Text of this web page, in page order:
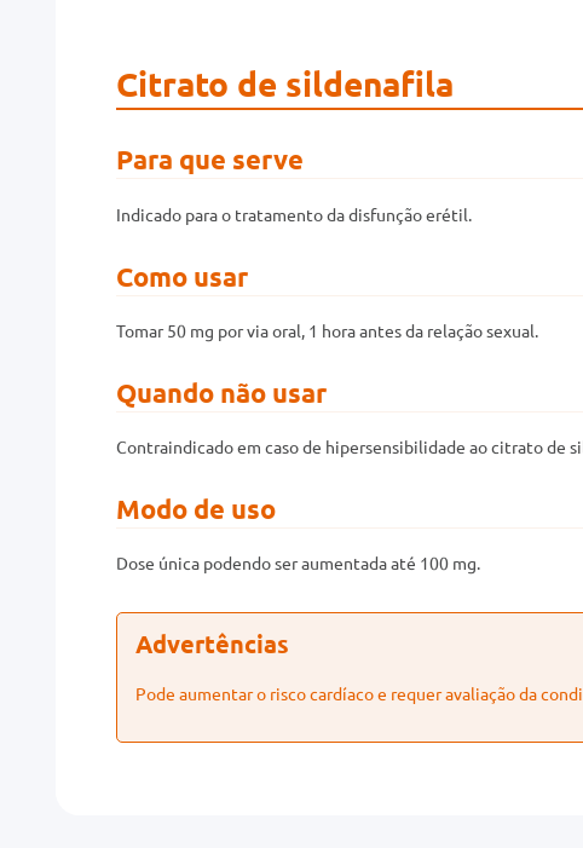
Citrato de sildenafila
Para que serve
Indicado para o tratamento da disfunção erétil.
Como usar
Tomar 50 mg por via oral, 1 hora antes da relação sexual.
Quando não usar
Contraindicado em caso de hipersensibilidade ao citrato de
Modo de uso
Dose única podendo ser aumentada até 100 mg.
Advertências
Pode aumentar o risco cardíaco e requer avaliação da